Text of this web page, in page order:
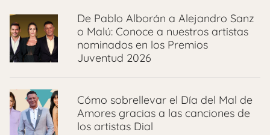
De Pablo Alborán a Alejandro Sanz
o Malú: Conoce a nuestros artistas
nominados en los Premios
Juventud 2026
Cómo sobrellevar el Día del Mal de
Amores gracias a las canciones de
los artistas Dial